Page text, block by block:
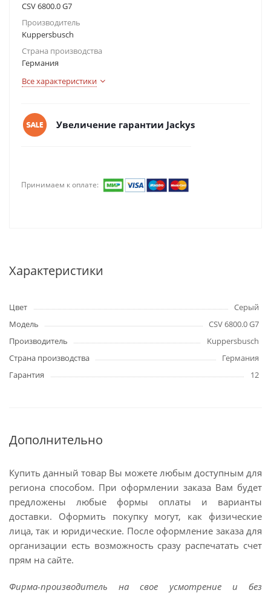
CSV 6800.0 G7
Производитель
Kuppersbusch
Страна производства
Германия
Все характеристики
Увеличение гарантии Jackys
Принимаем к оплате:
Характеристики
Цвет
Серый
Модель
CSV 6800.0 G7
Производитель
Kuppersbusch
Страна производства
Германия
Гарантия
12
Дополнительно
Купить данный товар Вы можете любым доступным для
региона способом. При оформлении заказа Вам будет
предложены любые формы оплаты и варианты
доставки. Оформить покупку могут, как физические
лица, так и юридические. После оформление заказа для
организации есть возможность сразу распечатать счет
прям на сайте.
Фирма-производитель на свое усмотрение и без